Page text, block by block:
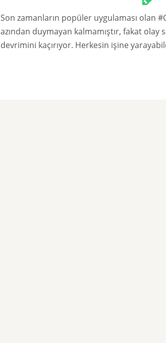
Son zamanların popüler uygulaması olan
azından duymayan kalmamıştır, fakat olay
devrimini kaçırıyor. Herkesin işine